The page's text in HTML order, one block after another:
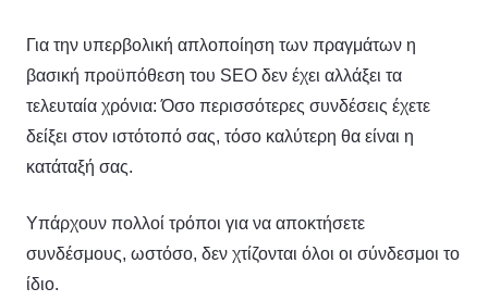
Για την υπερβολική απλοποίηση των πραγμάτων η
βασική προϋπόθεση του SEO δεν έχει αλλάξει τα
τελευταία χρόνια: Όσο περισσότερες συνδέσεις έχετε
δείξει στον ιστότοπό σας, τόσο καλύτερη θα είναι η
κατάταξή σας.
Υπάρχουν πολλοί τρόποι για να αποκτήσετε
συνδέσμους, ωστόσο, δεν χτίζονται όλοι οι σύνδεσμοι το
ίδιο.